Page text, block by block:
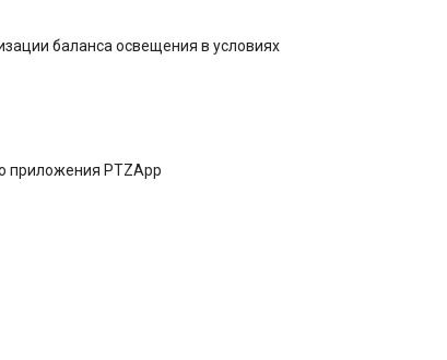
баланса освещения в условиях
приложения PTZApp